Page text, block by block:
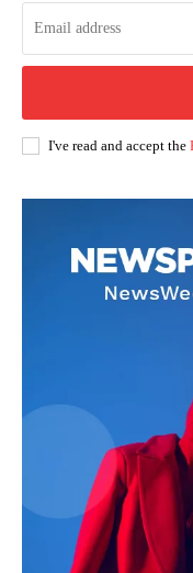
I've read and accept the